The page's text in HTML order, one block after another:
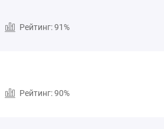
Рейтинг: 91%
Рейтинг: 90%